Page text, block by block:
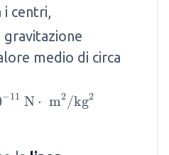
i centri,
gravitazione
medio di circa
6,67 \times 10^{-11}
−11 N ⋅ m2 /kg2